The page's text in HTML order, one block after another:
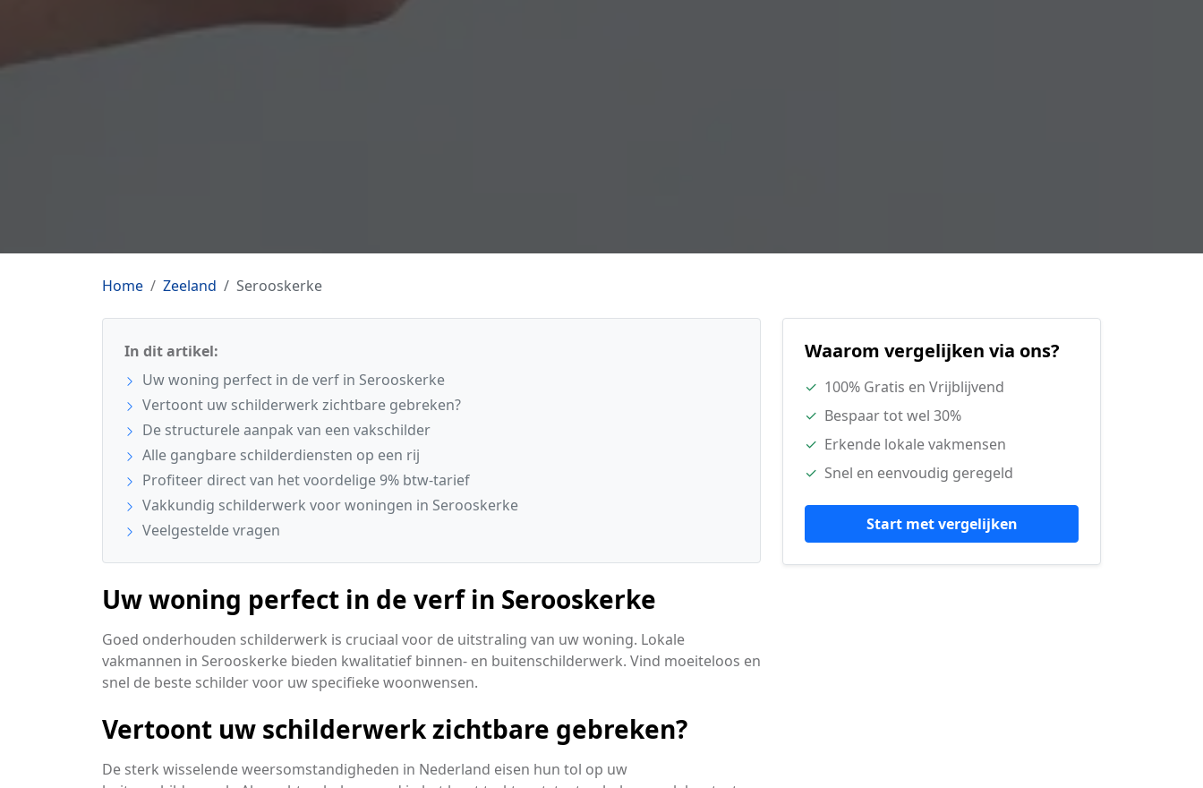
Home Zeeland Serooskerke
In dit artikel:
Uw woning perfect in de verf in Serooskerke
Vertoont uw schilderwerk zichtbare gebreken?
De structurele aanpak van een vakschilder
Alle gangbare schilderdiensten op een rij
Profiteer direct van het voordelige 9% btw-tarief
Vakkundig schilderwerk voor woningen in Serooskerke
Veelgestelde vragen
Uw woning perfect in de verf in Serooskerke
Goed onderhouden schilderwerk is cruciaal voor de uitstraling van uw woning. Lokale
vakmannen in Serooskerke bieden kwalitatief binnen- en buitenschilderwerk. Vind moeiteloos en
snel de beste schilder voor uw specifieke woonwensen.
Vertoont uw schilderwerk zichtbare gebreken?
De sterk wisselende weersomstandigheden in Nederland eisen hun tol op uw
Waarom vergelijken via ons?
✓ 100% Gratis en Vrijblijvend
✓ Bespaar tot wel 30%
✓ Erkende lokale vakmensen
✓ Snel en eenvoudig geregeld
Start met vergelijken